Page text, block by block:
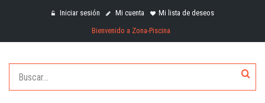
Iniciar sesión Mi cuenta
Mi lista de deseos
Bienvenido a Zona-Piscina